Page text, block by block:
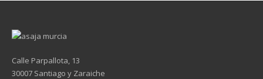
Calle Parpallota, 13
30007 Santiago y Zaraiche